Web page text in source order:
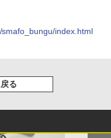
index.html
る